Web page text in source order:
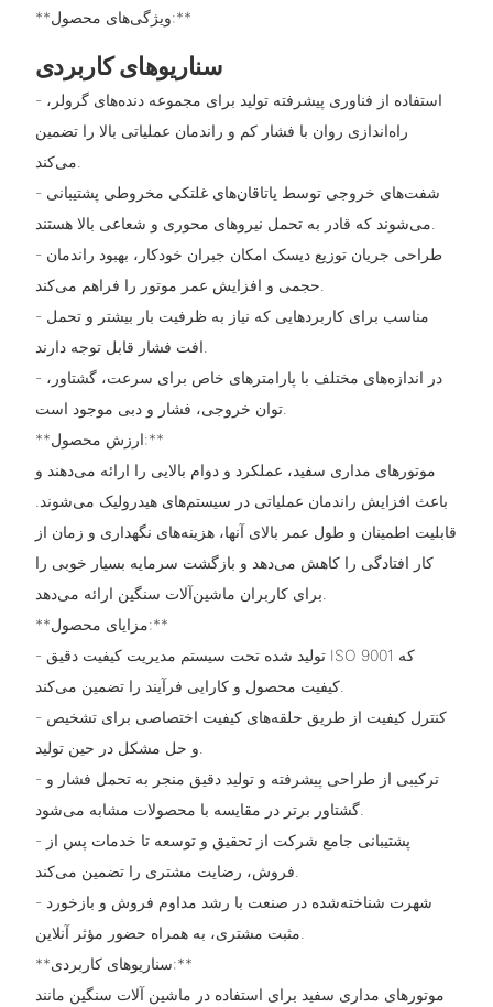
**ویژگی‌های محصول:**
سناریوهای کاربردی
- استفاده از فناوری پیشرفته تولید برای مجموعه دنده‌های گرولر،
راه‌اندازی روان با فشار کم و راندمان عملیاتی بالا را تضمین
- شفت‌های خروجی توسط یاتاقان‌های غلتکی مخروطی پشتیبانی
- طراحی جریان توزیع دیسک امکان جبران خودکار، بهبود راندمان
- مناسب برای کاربردهایی که نیاز به ظرفیت بار بیشتر و تحمل
- در اندازه‌های مختلف با پارامترهای خاص برای سرعت، گشتاور،
توان خروجی، فشار و دبی موجود است.
**ارزش محصول:**
موتورهای مداری سفید، عملکرد و دوام بالایی را ارائه می‌دهند و
باعث افزایش راندمان عملیاتی در سیستم‌های هیدرولیک می‌شوند.
قابلیت اطمینان و طول عمر بالای آنها، هزینه‌های نگهداری و زمان از
کار افتادگی را کاهش می‌دهد و بازگشت سرمایه بسیار خوبی را
**مزایای محصول:**
- تولید شده تحت سیستم مدیریت کیفیت دقیق ISO 9001 که
کیفیت محصول و کارایی فرآیند را تضمین می‌کند.
- کنترل کیفیت از طریق حلقه‌های کیفیت اختصاصی برای تشخیص
- ترکیبی از طراحی پیشرفته و تولید دقیق منجر به تحمل فشار و
گشتاور برتر در مقایسه با محصولات مشابه می‌شود.
- پشتیبانی جامع شرکت از تحقیق و توسعه تا خدمات پس از
- شهرت شناخته‌شده در صنعت با رشد مداوم فروش و بازخورد
**سناریوهای کاربردی:**
موتورهای مداری سفید برای استفاده در ماشین آلات سنگین مانند